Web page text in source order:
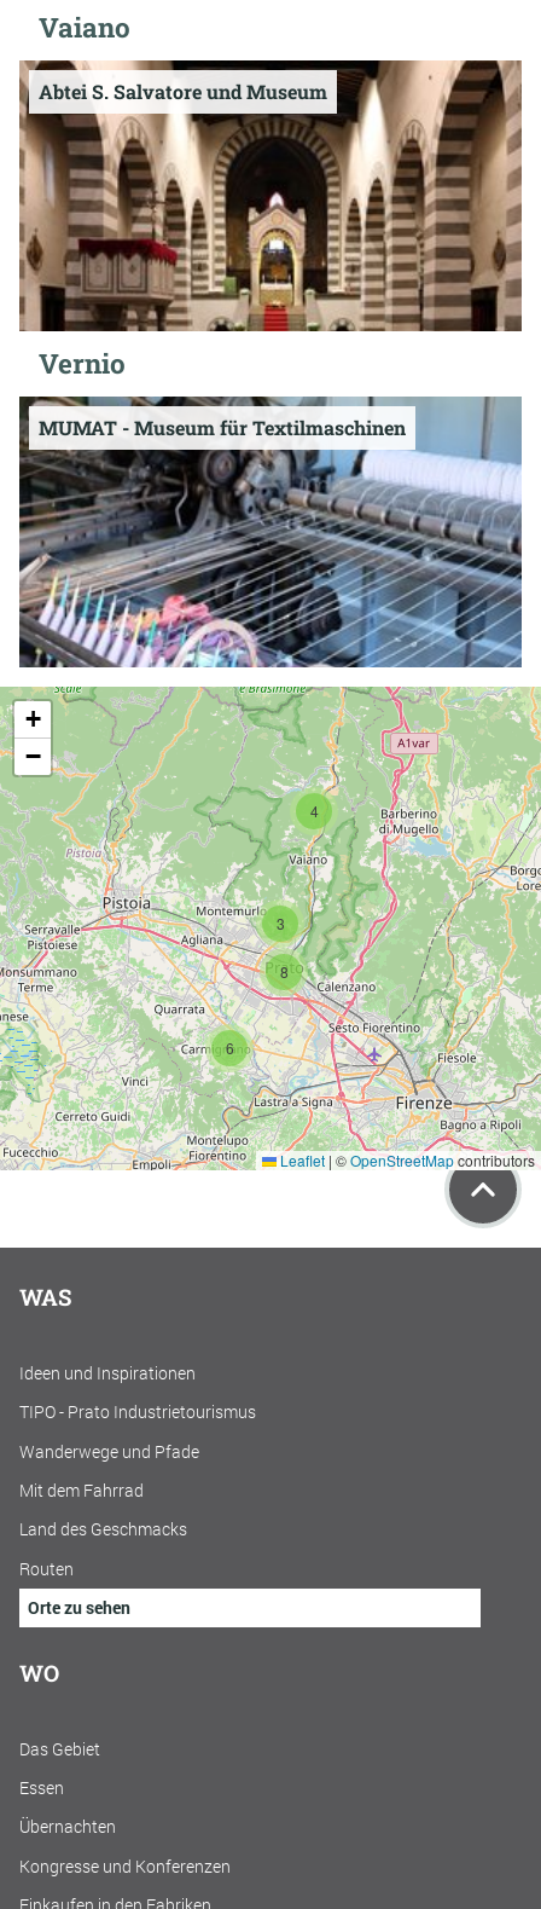
Vaiano
Abtei S. Salvatore und Museum
Vernio
MUMAT - Museum für Textilmaschinen
4
6
3
8
+
−
Leaflet | ©OpenStreetMapcontributors
WAS
Ideen und Inspirationen
TIPO - Prato Industrietourismus
Wanderwege und Pfade
Mit dem Fahrrad
Land des Geschmacks
Routen
Orte zu sehen
WO
Das Gebiet
Essen
Übernachten
Kongresse und Konferenzen